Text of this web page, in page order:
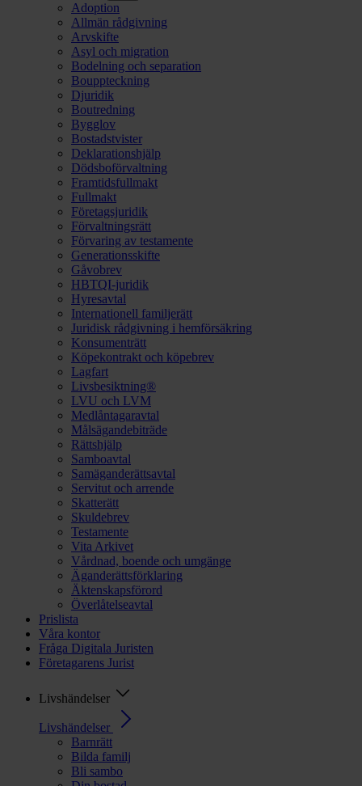
Adoption
Allmän rådgivning
Arvskifte
Asyl och migration
Bodelning och separation
Bouppteckning
Djuridik
Boutredning
Bygglov
Bostadstvister
Deklarationshjälp
Dödsboförvaltning
Framtidsfullmakt
Fullmakt
Företagsjuridik
Förvaltningsrätt
Förvaring av testamente
Generationsskifte
Gåvobrev
HBTQI-juridik
Hyresavtal
Internationell familjerätt
Juridisk rådgivning i hemförsäkring
Konsumenträtt
Köpekontrakt och köpebrev
Lagfart
Livsbesiktning®
LVU och LVM
Medlåntagaravtal
Målsägandebiträde
Rättshjälp
Samboavtal
Samäganderättsavtal
Servitut och arrende
Skatterätt
Skuldebrev
Testamente
Vita Arkivet
Vårdnad, boende och umgänge
Äganderättsförklaring
Äktenskapsförord
Överlåtelseavtal
Prislista
Våra kontor
Fråga Digitala Juristen
Företagarens Jurist
Livshändelser
Livshändelser
Barnrätt
Bilda familj
Bli sambo